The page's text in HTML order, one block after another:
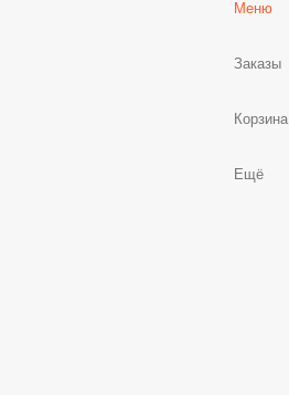
Профиль
Меню
Заказы
Корзина